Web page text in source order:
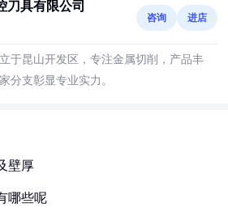
刀具有限公司
咨询 进店
于昆山开发区，专注金属切削，产品丰
分支彰显专业实力。
壁厚
哪些呢